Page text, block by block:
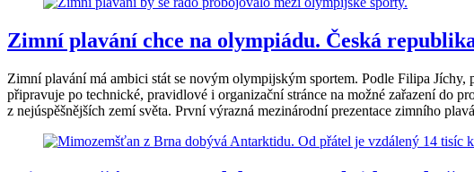
Zimní plavání chce na olympiádu. Česká
Zimní plavání má ambici stát se novým olympijským sportem. Podle Filipa
připravuje po technické, pravidlové i organizační stránce na možné zařazení do
z nejúspěšnějších zemí světa. První výrazná mezinárodní prezentace zimního